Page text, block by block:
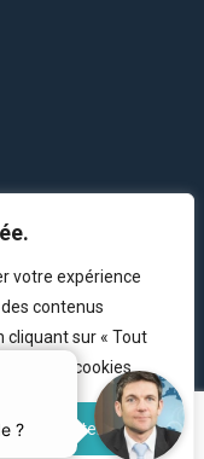
votre expérience
contenus
cliquant sur « Tout
des cookies.
Accepter tout
Contact
droits réservés.